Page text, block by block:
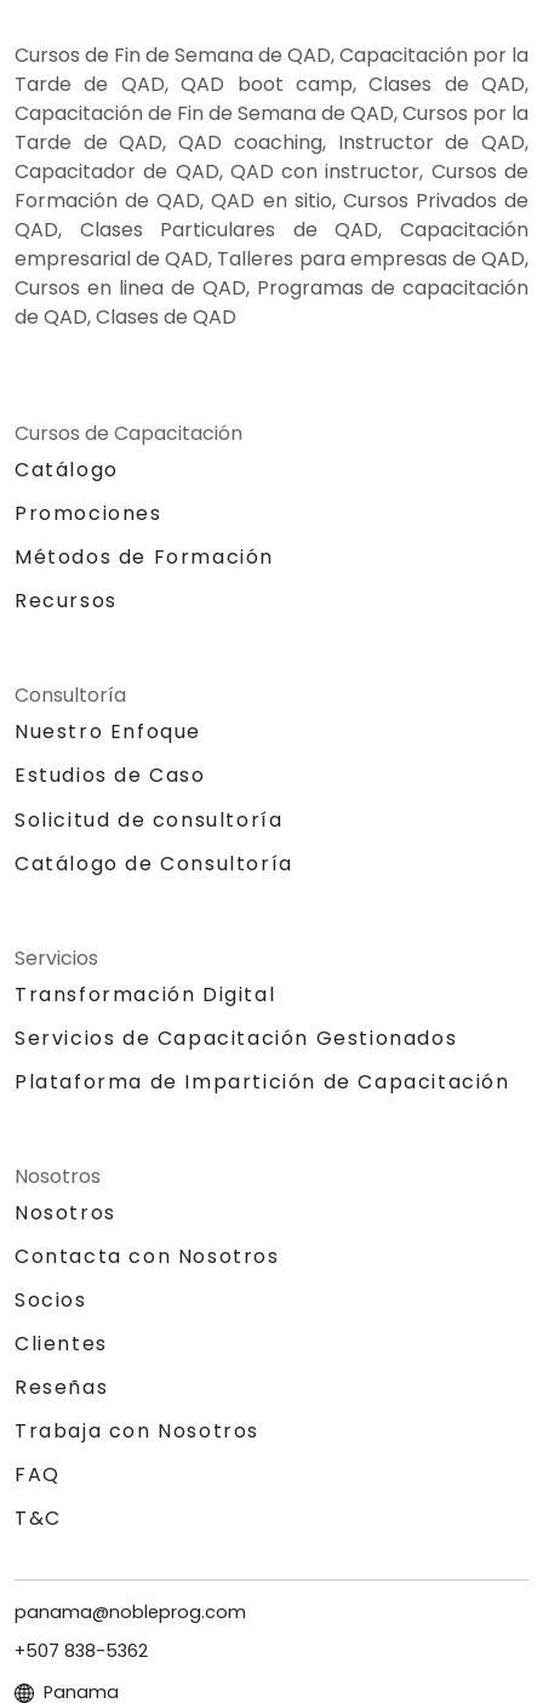
Cursos de Fin de Semana de QAD, Capacitación por la
Tarde de QAD, QAD boot camp, Clases de QAD,
Capacitación de Fin de Semana de QAD, Cursos por la
Tarde de QAD, QAD coaching, Instructor de QAD,
Capacitador de QAD, QAD con instructor, Cursos de
Formación de QAD, QAD en sitio, Cursos Privados de
QAD, Clases Particulares de QAD, Capacitación
empresarial de QAD, Talleres para empresas de QAD,
Cursos en linea de QAD, Programas de capacitación
de QAD, Clases de QAD
Cursos de Capacitación
Catálogo
Promociones
Métodos de Formación
Recursos
Consultoría
Nuestro Enfoque
Estudios de Caso
Solicitud de consultoría
Catálogo de Consultoría
Servicios
Transformación Digital
Servicios de Capacitación Gestionados
Plataforma de Impartición de Capacitación
Nosotros
Nosotros
Contacta con Nosotros
Socios
Clientes
Reseñas
Trabaja con Nosotros
FAQ
T&C
panama@nobleprog.com
+507 838-5362
Panama